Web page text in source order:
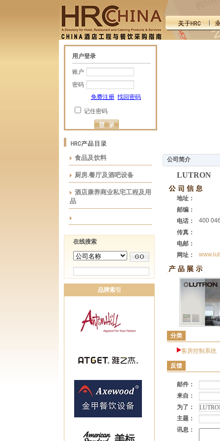
用户登录
账户
密码
免费注册 找回密码
记住密码
食品及饮料
厨房.餐厅及酒吧设备
酒店康养商业私宅工程及用
品
在线搜索
品牌索引
公司简介
LUTRON
地址：
邮编：
电话：
400
传真：
电邮：
网址：
分类
客房控制系统
反馈
邮件：
来自：
为了：
主题：
讯息：